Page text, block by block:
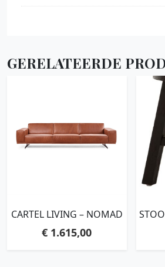
GERELATEERDE
CARTEL LIVING – NOMAD
€ 1.615,00